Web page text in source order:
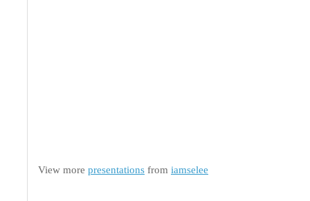
View more presentations from iamselee